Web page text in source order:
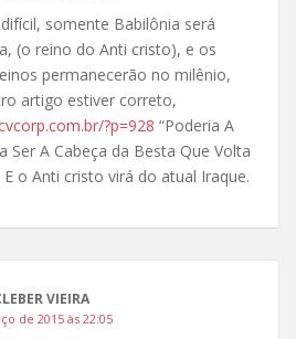
somente Babilônia será
(o reino do Anti cristo), e os
permanecerão no milênio,
artigo estiver correto,
?p=928 “Poderia A
Ser A Cabeça da Besta Que Volta
E o Anti cristo virá do atual Iraque.
VIEIRA
de 2015 às 22:05